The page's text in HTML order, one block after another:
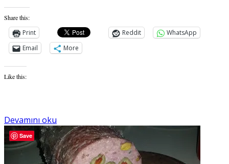
Share this:
Print Reddit
WhatsApp
Email
More
Like this:
Devamını oku
Save